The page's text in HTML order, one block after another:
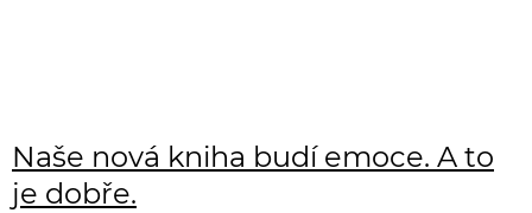
Naše nová kniha budí emoce. A to
je dobře.